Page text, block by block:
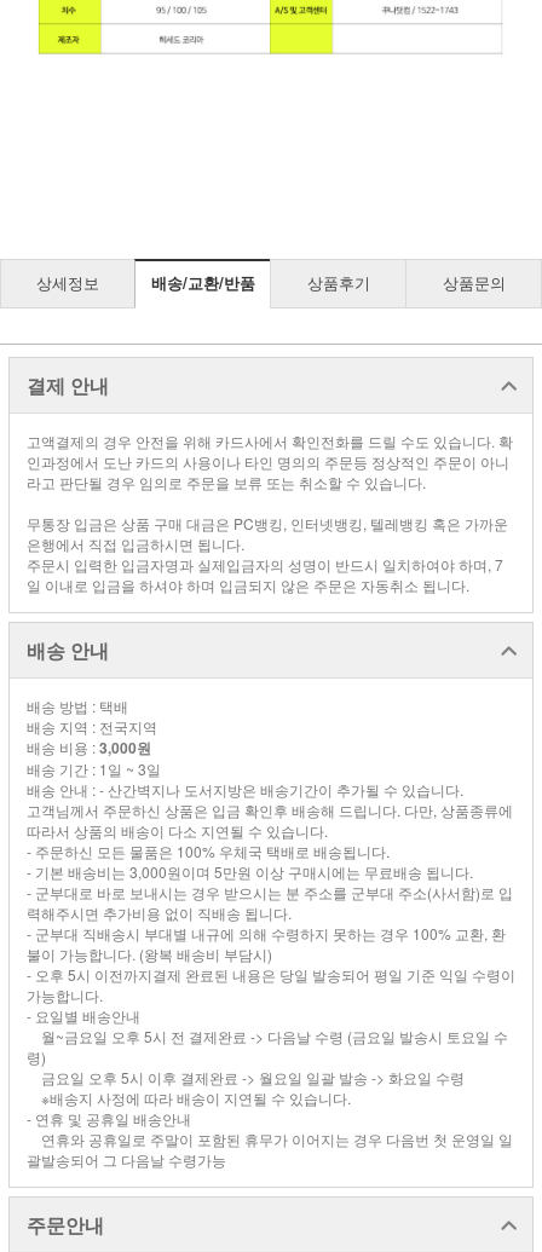
상세정보 배송/교환/반품 상품후기 상품문의
결제 안내
고액결제의 경우 안전을 위해 카드사에서 확인전화를 드릴 수도 있습니다. 확
인과정에서 도난 카드의 사용이나 타인 명의의 주문등 정상적인 주문이 아니
라고 판단될 경우 임의로 주문을 보류 또는 취소할 수 있습니다.
무통장 입금은 상품 구매 대금은 PC뱅킹, 인터넷뱅킹, 텔레뱅킹 혹은 가까운
은행에서 직접 입금하시면 됩니다.
주문시 입력한 입금자명과 실제입금자의 성명이 반드시 일치하여야 하며, 7
일 이내로 입금을 하셔야 하며 입금되지 않은 주문은 자동취소 됩니다.
배송 안내
배송 방법 : 택배
배송 지역 : 전국지역
배송 비용 :3,000원
배송 기간 : 1일 ~ 3일
배송 안내 : - 산간벽지나 도서지방은 배송기간이 추가될 수 있습니다.
고객님께서 주문하신 상품은 입금 확인후 배송해 드립니다. 다만, 상품종류에
따라서 상품의 배송이 다소 지연될 수 있습니다.
- 주문하신 모든 물품은 100% 우체국 택배로 배송됩니다.
- 기본 배송비는 3,000원이며 5만원 이상 구매시에는 무료배송 됩니다.
- 군부대로 바로 보내시는 경우 받으시는 분 주소를 군부대 주소(사서함)로 입
력해주시면 추가비용 없이 직배송 됩니다.
- 군부대 직배송시 부대별 내규에 의해 수령하지 못하는 경우 100% 교환, 환
불이 가능합니다. (왕복 배송비 부담시)
- 오후 5시 이전까지결제 완료된 내용은 당일 발송되어 평일 기준 익일 수령이
가능합니다.
- 요일별 배송안내
월~금요일 오후 5시 전 결제완료 -> 다음날 수령 (금요일 발송시 토요일 수
령)
금요일 오후 5시 이후 결제완료 -> 월요일 일괄 발송 -> 화요일 수령
※배송지 사정에 따라 배송이 지연될 수 있습니다.
- 연휴 및 공휴일 배송안내
연휴와 공휴일로 주말이 포함된 휴무가 이어지는 경우 다음번 첫 운영일 일
괄발송되어 그 다음날 수령가능
주문안내